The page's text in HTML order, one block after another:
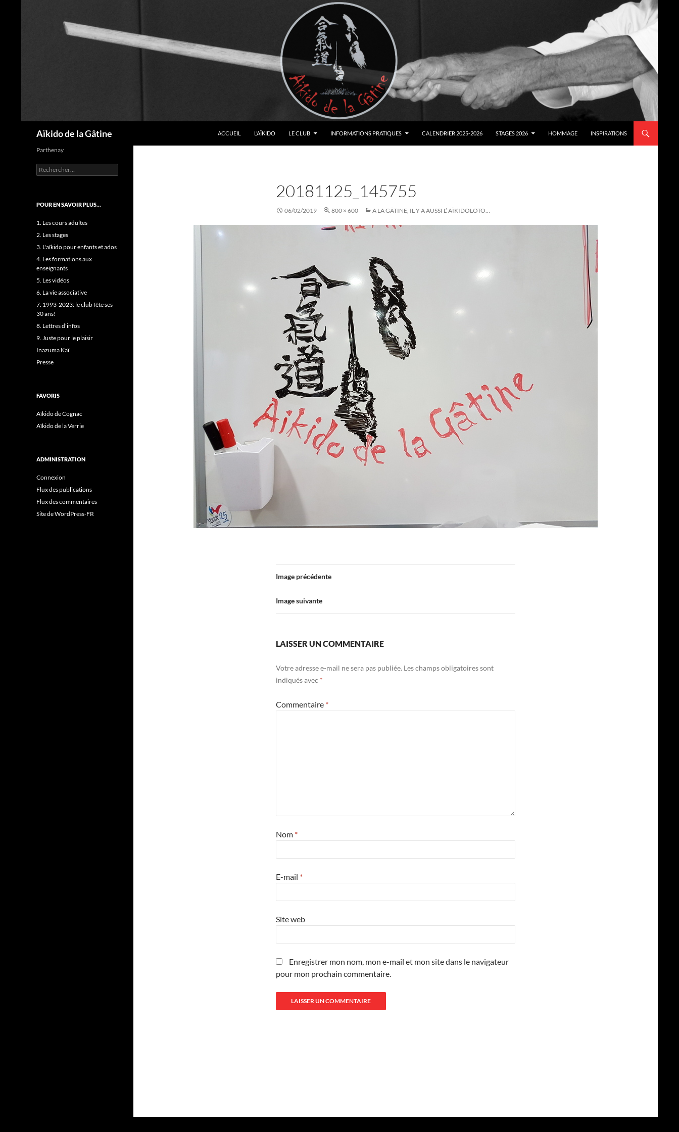
Aïkido de la Gâtine
ACCUEIL
L’AÏKIDO LE CLUB INFORMATIONS PRATIQUES CALENDRIER 2025-2026 STAGES 2026 HOMMAGE INSPIRATIONS
20181125_145755
06/02/2019 800 × 600 A LA GÂTINE, IL Y A AUSSI L’ AÏKIDOLOTO…
Image précédente
Image suivante
LAISSER UN COMMENTAIRE
Votre adresse e-mail ne sera pas publiée. Les champs obligatoires sont
indiqués avec *
Commentaire *
Nom *
E-mail *
Site web
Enregistrer mon nom, mon e-mail et mon site dans le navigateur
pour mon prochain commentaire.
Parthenay
Rechercher :
POUR EN SAVOIR PLUS…
1. Les cours adultes
2. Les stages
3. L'aïkido pour enfants et ados
4. Les formations aux
enseignants
5. Les vidéos
6. La vie associative
7. 1993-2023: le club fête ses
30 ans!
8. Lettres d'infos
9. Juste pour le plaisir
Inazuma Kaï
Presse
FAVORIS
Aïkido de Cognac
Aïkido de la Verrie
ADMINISTRATION
Connexion
Flux des publications
Flux des commentaires
Site de WordPress-FR